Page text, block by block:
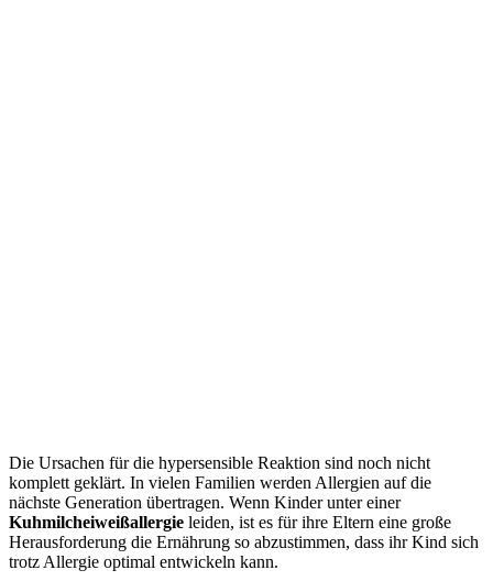
Die Ursachen für die hypersensible Reaktion sind noch nicht
komplett geklärt. In vielen Familien werden Allergien auf die
nächste Generation übertragen. Wenn Kinder unter einer
Kuhmilcheiweißallergie leiden, ist es für ihre Eltern eine große
Herausforderung die Ernährung so abzustimmen, dass ihr Kind sich
trotz Allergie optimal entwickeln kann.